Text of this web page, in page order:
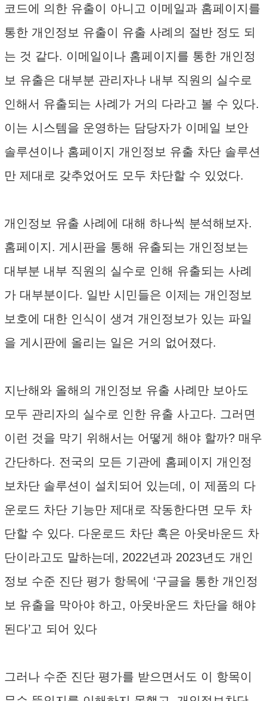
코드에 의한 유출이 아니고 이메일과 홈페이지를
통한 개인정보 유출이 유출 사례의 절반 정도 되
는 것 같다. 이메일이나 홈페이지를 통한 개인정
보 유출은 대부분 관리자나 내부 직원의 실수로
인해서 유출되는 사례가 거의 다라고 볼 수 있다.
이는 시스템을 운영하는 담당자가 이메일 보안
솔루션이나 홈페이지 개인정보 유출 차단 솔루션
만 제대로 갖추었어도 모두 차단할 수 있었다.
개인정보 유출 사례에 대해 하나씩 분석해보자.
홈페이지. 게시판을 통해 유출되는 개인정보는
대부분 내부 직원의 실수로 인해 유출되는 사례
가 대부분이다. 일반 시민들은 이제는 개인정보
보호에 대한 인식이 생겨 개인정보가 있는 파일
을 게시판에 올리는 일은 거의 없어졌다.
지난해와 올해의 개인정보 유출 사례만 보아도
모두 관리자의 실수로 인한 유출 사고다. 그러면
이런 것을 막기 위해서는 어떻게 해야 할까? 매우
간단하다. 전국의 모든 기관에 홈페이지 개인정
보차단 솔루션이 설치되어 있는데, 이 제품의 다
운로드 차단 기능만 제대로 작동한다면 모두 차
단할 수 있다. 다운로드 차단 혹은 아웃바운드 차
단이라고도 말하는데, 2022년과 2023년도 개인
정보 수준 진단 평가 항목에 ‘구글을 통한 개인정
보 유출을 막아야 하고, 아웃바운드 차단을 해야
된다’고 되어 있다
그러나 수준 진단 평가를 받으면서도 이 항목이